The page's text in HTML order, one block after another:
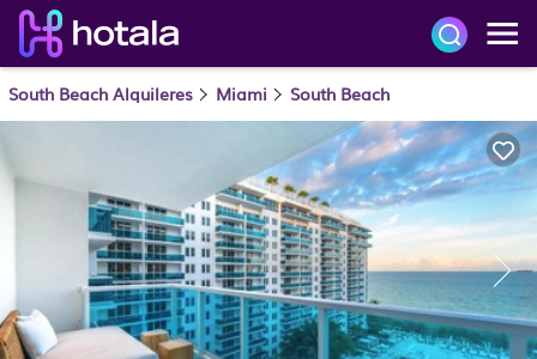
South Beach Alquileres Miami South Beach